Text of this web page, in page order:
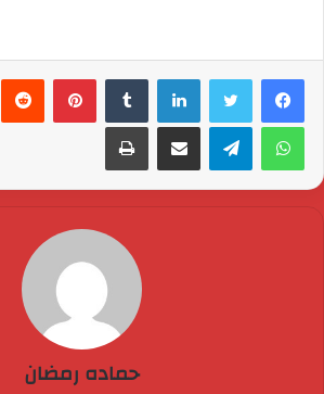
لينكدإن بينتيريست
واتساب تيلقرام مشاركة عبر البريد طباعة
حماده رمضان